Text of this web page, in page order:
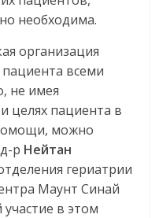
необходима.
организация
всеми
не имея
целях пациента в
можно
р Нейтан
гериатрии
Маунт Синай
в этом